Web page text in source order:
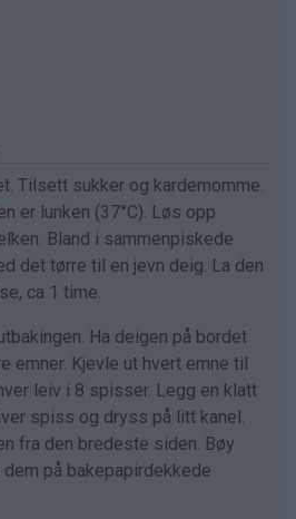
Tilsett sukker og kardemomme.
er lunken (37°C). Løs opp
Bland i sammenpiskede
det tørre til en jevn deig. La den
ca 1 time.
Ha deigen på bordet
emner. Kjevle ut hvert emne til
leiv i 8 spisser. Legg en klatt
spiss og dryss på litt kanel.
fra den bredeste siden. Bøy
på bakepapirdekkede